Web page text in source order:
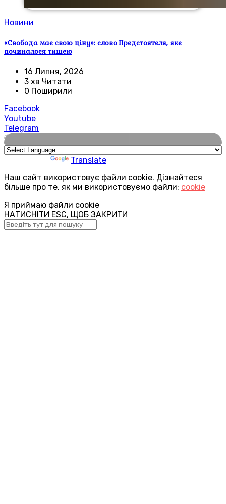
Новини
«Свобода має свою ціну»: слово Предстоятеля, яке
починалося тишею
16 Липня, 2026
3 хв Читати
0 Поширили
Facebook
Youtube
Telegram
🌍
Translate
Наш сайт використовує файли cookie. Дізнайтеся
більше про те, як ми використовуємо файли: cookie
Я приймаю файли cookie
НАТИСНІТИ ESC, ЩОБ ЗАКРИТИ